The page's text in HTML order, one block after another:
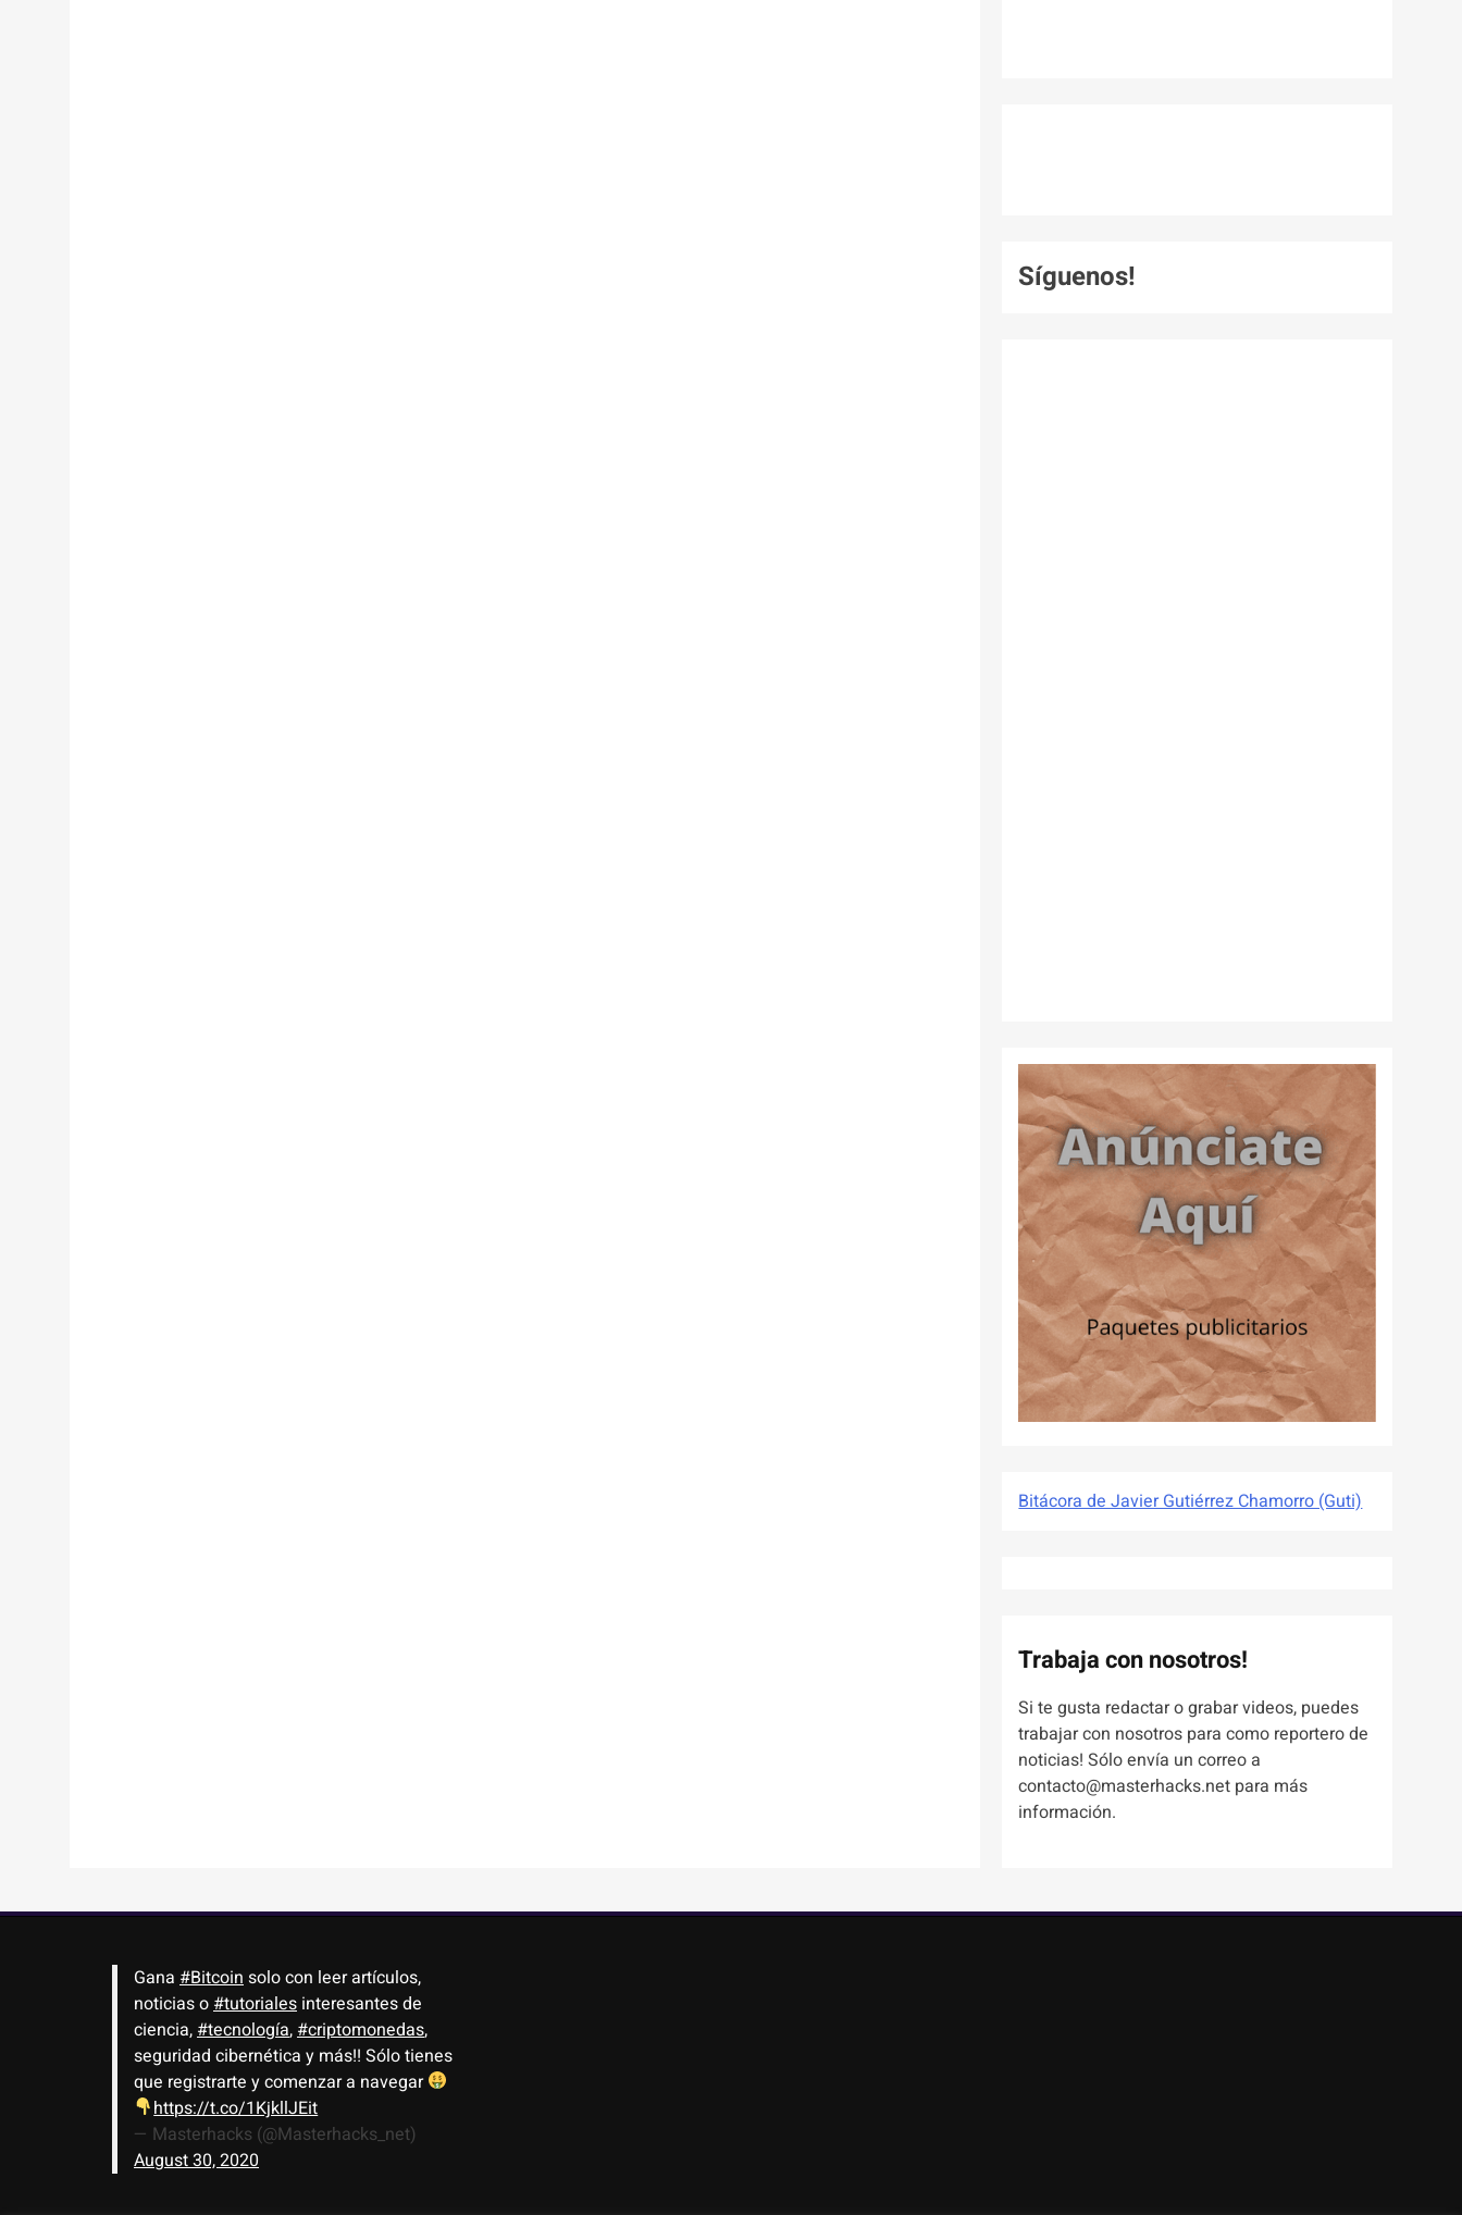
Síguenos!
Bitácora de Javier Gutiérrez Chamorro (Guti)
Trabaja con nosotros!
Si te gusta redactar o grabar videos, puedes
trabajar con nosotros para como reportero de
noticias! Sólo envía un correo a
contacto@masterhacks.net para más
información.
Gana #Bitcoin solo con leer artículos,
noticias o #tutoriales interesantes de
ciencia, #tecnología, #criptomonedas,
seguridad cibernética y más!! Sólo tienes
que registrarte y comenzar a navegar
https://t.co/1KjkllJEit
— Masterhacks (@Masterhacks_net)
August 30, 2020